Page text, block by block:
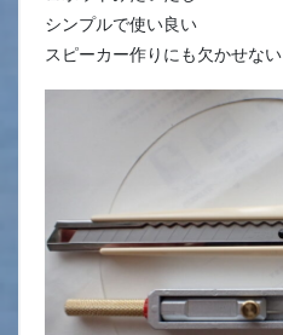
シンプルで使い良い
スピーカー作りにも欠かせない